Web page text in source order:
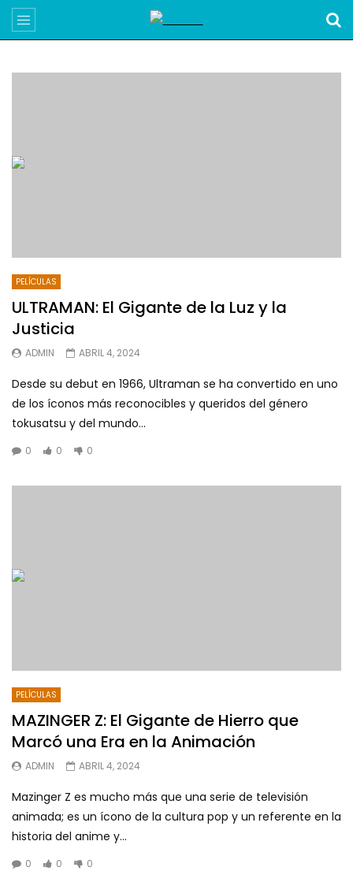
PELÍCULAS
ULTRAMAN: El Gigante de la Luz y la
Justicia
ADMIN ABRIL 4, 2024
Desde su debut en 1966, Ultraman se ha convertido en uno
de los íconos más reconocibles y queridos del género
tokusatsu y del mundo...
0 0 0
PELÍCULAS
MAZINGER Z: El Gigante de Hierro que
Marcó una Era en la Animación
ADMIN ABRIL 4, 2024
Mazinger Z es mucho más que una serie de televisión
animada; es un ícono de la cultura pop y un referente en la
historia del anime y...
0 0 0